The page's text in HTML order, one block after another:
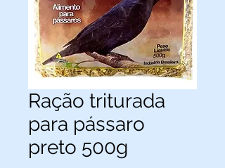
Ração triturada
para pássaro
preto 500g